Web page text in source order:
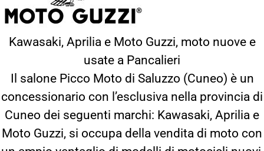
Kawasaki, Aprilia e Moto Guzzi, moto nuove e
usate a Pancalieri
Il salone Picco Moto di Saluzzo (Cuneo) è un
concessionario con l’esclusiva nella provincia di
Cuneo dei seguenti marchi: Kawasaki, Aprilia e
Moto Guzzi, si occupa della vendita di moto con